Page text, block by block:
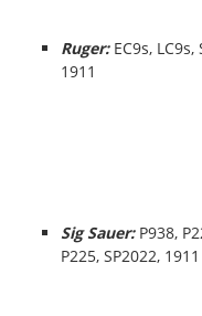
Ruger: EC9s,
1911
Sig Sauer: P938,
P225, SP2022, 1911